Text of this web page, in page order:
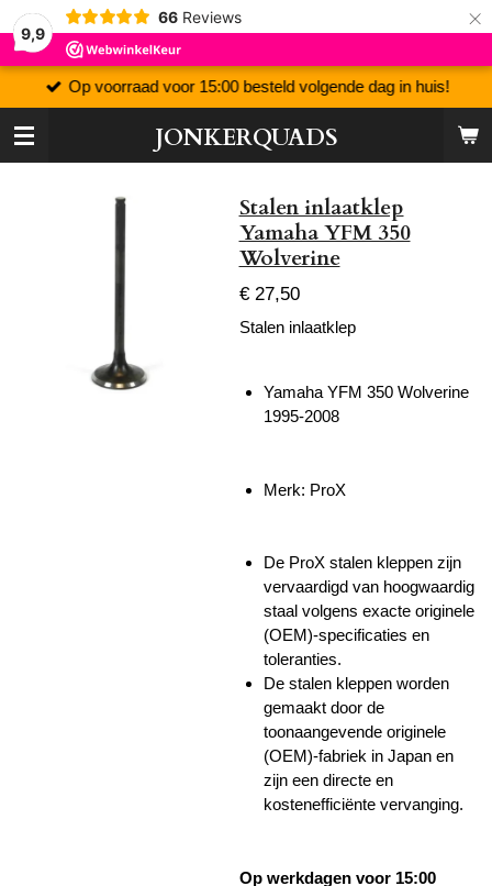
9,9
66 Reviews ×
JONKERQUADS
Op voorraad voor 15:00 besteld volgende dag in huis!
Stalen inlaatklep
Yamaha YFM 350
Wolverine
€ 27,50
Stalen inlaatklep
Yamaha YFM 350 Wolverine
1995-2008
Merk: ProX
De ProX stalen kleppen zijn
vervaardigd van hoogwaardig
staal volgens exacte originele
(OEM)-specificaties en
toleranties.
De stalen kleppen worden
gemaakt door de
toonaangevende originele
(OEM)-fabriek in Japan en
zijn een directe en
kostenefficiënte vervanging.
Op werkdagen voor 15:00